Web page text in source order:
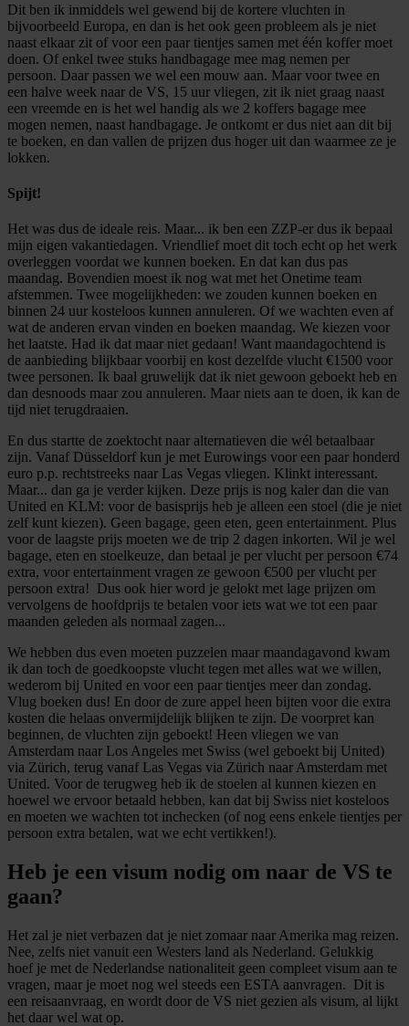
Dit ben ik inmiddels wel gewend bij de kortere vluchten in
bijvoorbeeld Europa, en dan is het ook geen probleem als je niet
naast elkaar zit of voor een paar tientjes samen met één koffer moet
doen. Of enkel twee stuks handbagage mee mag nemen per
persoon. Daar passen we wel een mouw aan. Maar voor twee en
een halve week naar de VS, 15 uur vliegen, zit ik niet graag naast
een vreemde en is het wel handig als we 2 koffers bagage mee
mogen nemen, naast handbagage. Je ontkomt er dus niet aan dit bij
te boeken, en dan vallen de prijzen dus hoger uit dan waarmee ze je
lokken.
Spijt!
Het was dus de ideale reis. Maar... ik ben een ZZP-er dus ik bepaal
mijn eigen vakantiedagen. Vriendlief moet dit toch echt op het werk
overleggen voordat we kunnen boeken. En dat kan dus pas
maandag. Bovendien moest ik nog wat met het Onetime team
afstemmen. Twee mogelijkheden: we zouden kunnen boeken en
binnen 24 uur kosteloos kunnen annuleren. Of we wachten even af
wat de anderen ervan vinden en boeken maandag. We kiezen voor
het laatste. Had ik dat maar niet gedaan! Want maandagochtend is
de aanbieding blijkbaar voorbij en kost dezelfde vlucht €1500 voor
twee personen. Ik baal gruwelijk dat ik niet gewoon geboekt heb en
dan desnoods maar zou annuleren. Maar niets aan te doen, ik kan de
tijd niet terugdraaien.
En dus startte de zoektocht naar alternatieven die wél betaalbaar
zijn. Vanaf Düsseldorf kun je met Eurowings voor een paar honderd
euro p.p. rechtstreeks naar Las Vegas vliegen. Klinkt interessant.
Maar... dan ga je verder kijken. Deze prijs is nog kaler dan die van
United en KLM: voor de basisprijs heb je alleen een stoel (die je niet
zelf kunt kiezen). Geen bagage, geen eten, geen entertainment. Plus
voor de laagste prijs moeten we de trip 2 dagen inkorten. Wil je wel
bagage, eten en stoelkeuze, dan betaal je per vlucht per persoon €74
extra, voor entertainment vragen ze gewoon €500 per vlucht per
persoon extra! Dus ook hier word je gelokt met lage prijzen om
vervolgens de hoofdprijs te betalen voor iets wat we tot een paar
maanden geleden als normaal zagen...
We hebben dus even moeten puzzelen maar maandagavond kwam
ik dan toch de goedkoopste vlucht tegen met alles wat we willen,
wederom bij United en voor een paar tientjes meer dan zondag.
Vlug boeken dus! En door de zure appel heen bijten voor die extra
kosten die helaas onvermijdelijk blijken te zijn. De voorpret kan
beginnen, de vluchten zijn geboekt! Heen vliegen we van
Amsterdam naar Los Angeles met Swiss (wel geboekt bij United)
via Zürich, terug vanaf Las Vegas via Zürich naar Amsterdam met
United. Voor de terugweg heb ik de stoelen al kunnen kiezen en
hoewel we ervoor betaald hebben, kan dat bij Swiss niet kosteloos
en moeten we wachten tot inchecken (of nog eens enkele tientjes per
persoon extra betalen, wat we echt vertikken!).
Heb je een visum nodig om naar de VS te
gaan?
Het zal je niet verbazen dat je niet zomaar naar Amerika mag reizen.
Nee, zelfs niet vanuit een Westers land als Nederland. Gelukkig
hoef je met de Nederlandse nationaliteit geen compleet visum aan te
vragen, maar je moet nog wel steeds een ESTA aanvragen. Dit is
een reisaanvraag, en wordt door de VS niet gezien als visum, al lijkt
het daar wel wat op.